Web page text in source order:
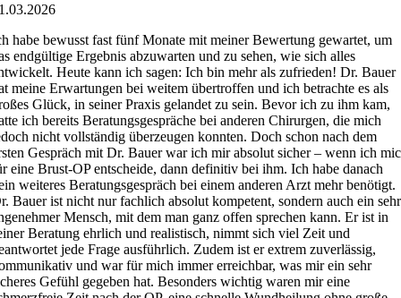
habe bewusst fast fünf Monate mit meiner Bewertung gewartet, um
endgültige Ergebnis abzuwarten und zu sehen, wie sich alles
Heute kann ich sagen: Ich bin mehr als zufrieden! Dr. Bauer
meine Erwartungen bei weitem übertroffen und ich betrachte es als
Glück, in seiner Praxis gelandet zu sein. Bevor ich zu ihm kam,
ich bereits Beratungsgespräche bei anderen Chirurgen, die mich
nicht vollständig überzeugen konnten. Doch schon nach dem
Gespräch mit Dr. Bauer war ich mir absolut sicher – wenn ich
eine Brust-OP entscheide, dann definitiv bei ihm. Ich habe danach
weiteres Beratungsgespräch bei einem anderen Arzt mehr benötigt.
Bauer ist nicht nur fachlich absolut kompetent, sondern auch ein sehr
Mensch, mit dem man ganz offen sprechen kann. Er ist in
Beratung ehrlich und realistisch, nimmt sich viel Zeit und
jede Frage ausführlich. Zudem ist er extrem zuverlässig,
und war für mich immer erreichbar, was mir ein sehr
Gefühl gegeben hat. Besonders wichtig waren mir eine